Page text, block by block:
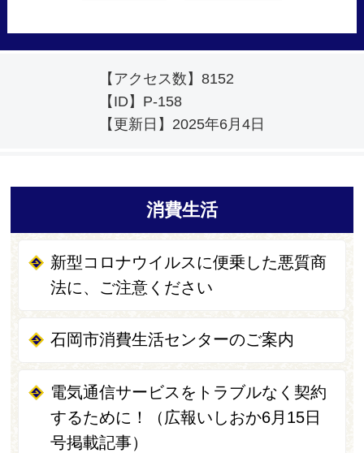
【アクセス数】 8152
【ID】 P-158
【更新日】 2025年6月4日
消費生活
新型コロナウイルスに便乗した悪質商
法に、ご注意ください
石岡市消費生活センターのご案内
電気通信サービスをトラブルなく契約
するために！（広報いしおか6月15日
号掲載記事）